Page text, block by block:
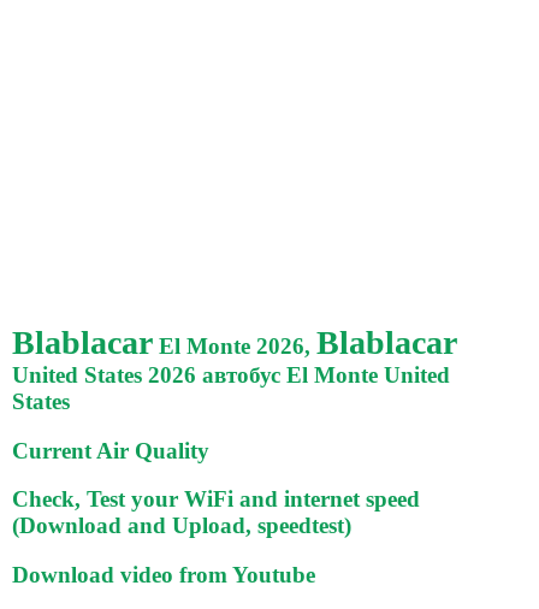
Blablacar El Monte 2026, Blablacar
United States 2026 автобус El Monte United
States
Current Air Quality
Check, Test your WiFi and internet speed
(Download and Upload, speedtest)
Download video from Youtube